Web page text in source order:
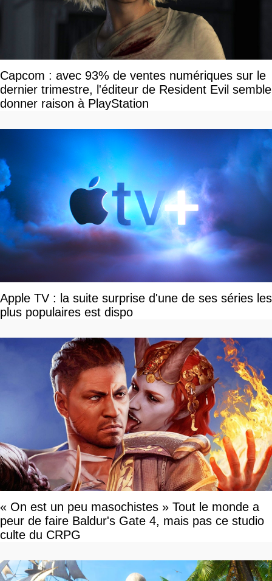
Capcom : avec 93% de ventes numériques sur le
dernier trimestre, l'éditeur de Resident Evil semble
donner raison à PlayStation
Apple TV : la suite surprise d'une de ses séries les
plus populaires est dispo
« On est un peu masochistes » Tout le monde a
peur de faire Baldur's Gate 4, mais pas ce studio
culte du CRPG